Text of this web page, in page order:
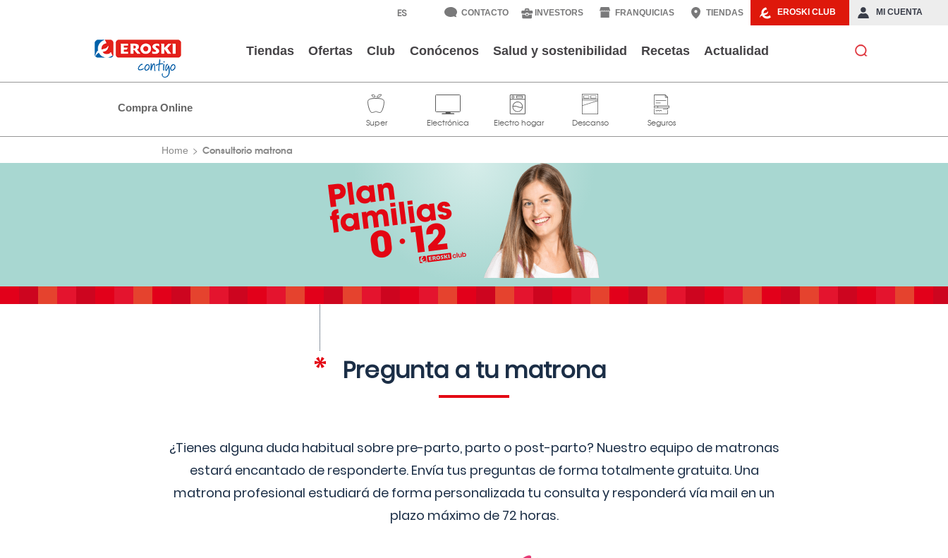
EROSKI CLUB MI CUENTA
CONTACTO INVESTORS FRANQUICIAS TIENDAS
Tiendas Ofertas Club Conócenos Salud y sostenibilidad Recetas Actualidad
Compra Online
Home Consultorio matrona
Pregunta a tu matrona
¿Tienes alguna duda habitual sobre pre-parto, parto o post-parto? Nuestro equipo de matronas
estará encantado de responderte. Envía tus preguntas de forma totalmente gratuita. Una
matrona profesional estudiará de forma personalizada tu consulta y responderá vía mail en un
plazo máximo de 72 horas.